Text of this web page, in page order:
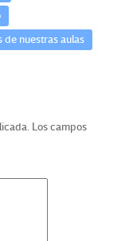
de nuestras aulas
Los campos